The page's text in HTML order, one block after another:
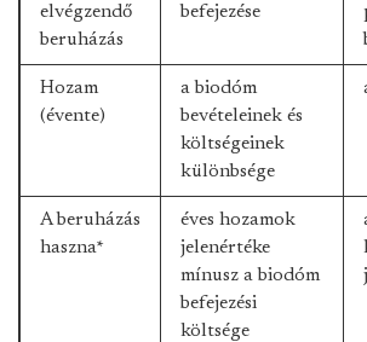
elvégzendő
beruházás
befejezése
Hozam
(évente)
a biodóm
bevételeinek és
költségeinek
különbsége
A beruházás
haszna*
éves hozamok
jelenértéke
mínusz a biodóm
befejezési
költsége